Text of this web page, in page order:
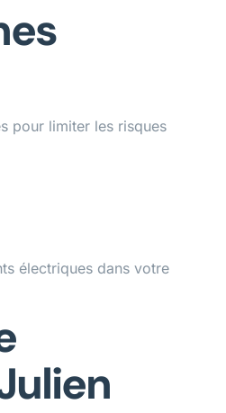
pour limiter les risques
électriques dans votre